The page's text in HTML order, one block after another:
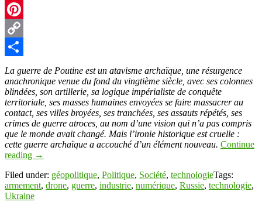
X
Pinterest
Copy
Link
Partager
La guerre de Poutine est un atavisme archaïque, une résurgence
anachronique venue du fond du vingtième siècle, avec ses colonnes
blindées, son artillerie, sa logique impérialiste de conquête
territoriale, ses masses humaines envoyées se faire massacrer au
contact, ses villes broyées, ses tranchées, ses assauts répétés, ses
crimes de guerre atroces, au nom d’une vision qui n’a pas compris
que le monde avait changé. Mais l’ironie historique est cruelle :
cette guerre archaïque a accouché d’un élément nouveau. Continue
reading →
Filed under: géopolitique, Politique, Société, technologieTags:
armement, drone, guerre, industrie, numérique, Russie, technologie,
Ukraine